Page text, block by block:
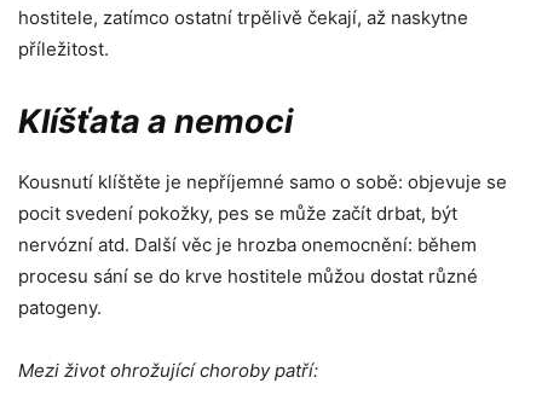
hostitele, zatímco ostatní trpělivě čekají, až naskytne
příležitost.
Klíšťata a nemoci
Kousnutí klíštěte je nepříjemné samo o sobě: objevuje se
pocit svedení pokožky, pes se může začít drbat, být
nervózní atd. Další věc je hrozba onemocnění: během
procesu sání se do krve hostitele můžou dostat různé
patogeny.
Mezi život ohrožující choroby patří: